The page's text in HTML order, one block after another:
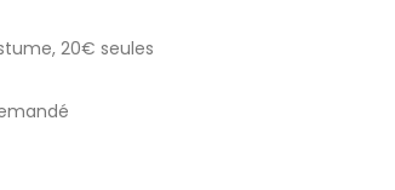
20€ seules